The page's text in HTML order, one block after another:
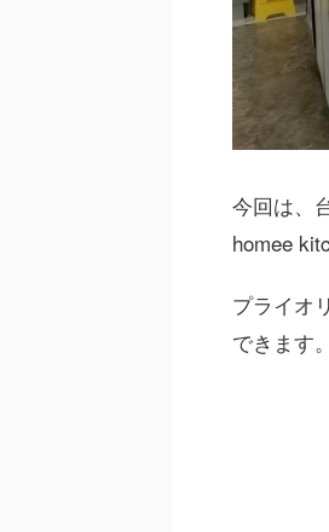
今回は、
homee
プライオ
できます。